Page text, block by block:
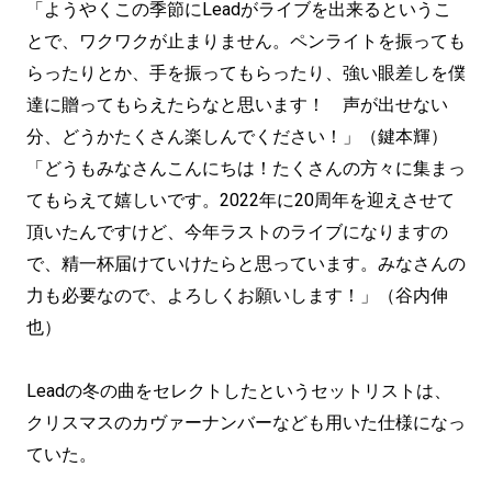
「ようやくこの季節にLeadがライブを出来るというこ
とで、ワクワクが止まりません。ペンライトを振っても
らったりとか、手を振ってもらったり、強い眼差しを僕
達に贈ってもらえたらなと思います！ 声が出せない
分、どうかたくさん楽しんでください！」（鍵本輝）
「どうもみなさんこんにちは！たくさんの方々に集まっ
てもらえて嬉しいです。2022年に20周年を迎えさせて
頂いたんですけど、今年ラストのライブになりますの
で、精一杯届けていけたらと思っています。みなさんの
力も必要なので、よろしくお願いします！」（谷内伸
也）
Leadの冬の曲をセレクトしたというセットリストは、
クリスマスのカヴァーナンバーなども用いた仕様になっ
ていた。